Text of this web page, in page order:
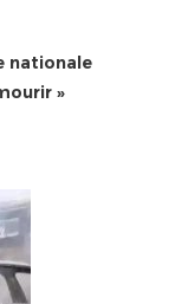
nationale
»